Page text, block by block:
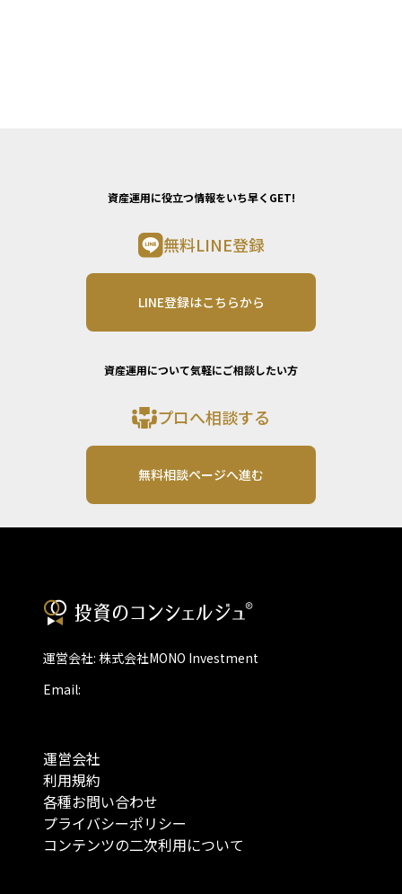
資産運用に役立つ情報をいち早くGET!
無料LINE登録
LINE登録はこちらから
資産運用について気軽にご相談したい方
プロへ相談する
無料相談ページへ進む
運営会社: 株式会社MONO Investment
Email:
運営会社
利用規約
各種お問い合わせ
プライバシーポリシー
コンテンツの二次利用について